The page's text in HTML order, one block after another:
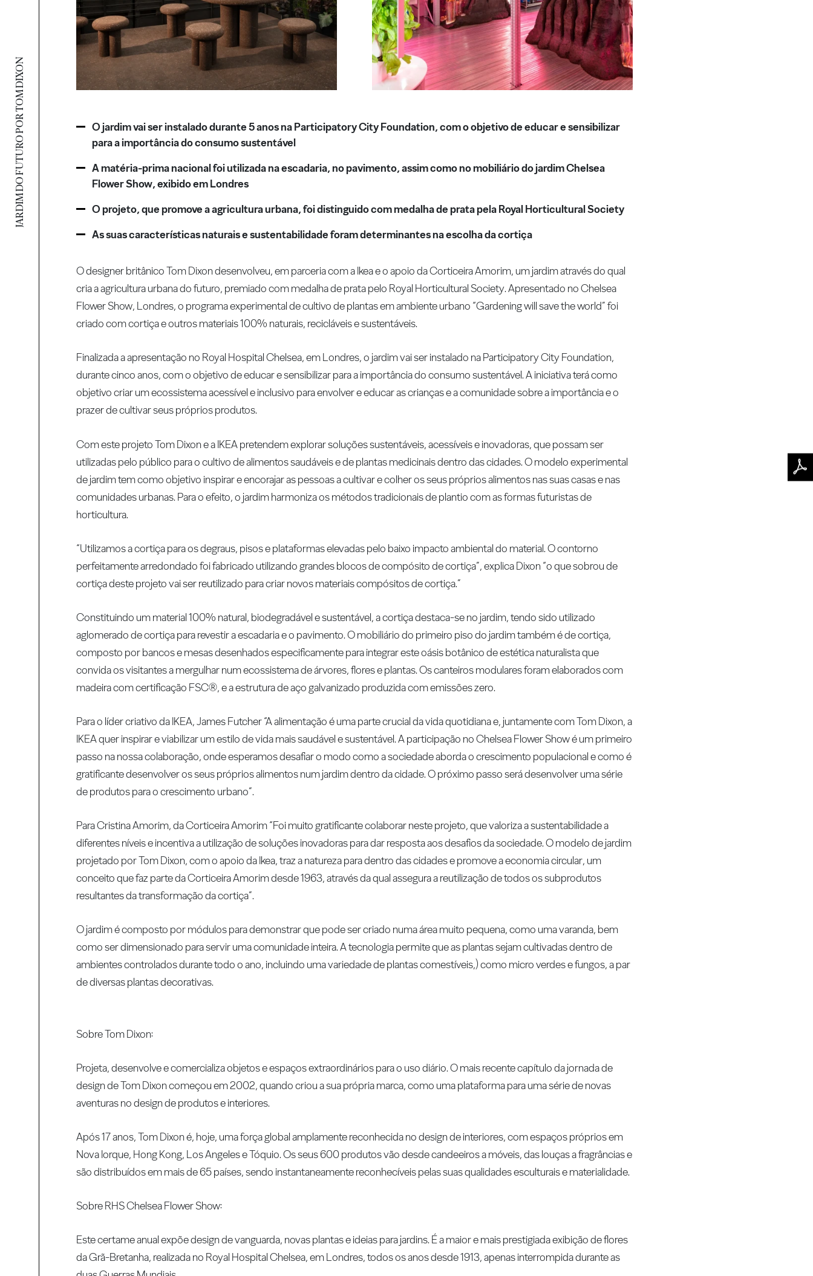
JARDIM DO FUTURO POR TOM DIXON
O jardim vai ser instalado durante 5 anos na Participatory City Foundation, com o objetivo de educar e sensibilizar
para a importância do consumo sustentável
A matéria-prima nacional foi utilizada na escadaria, no pavimento, assim como no mobiliário do jardim Chelsea
Flower Show, exibido em Londres
O projeto, que promove a agricultura urbana, foi distinguido com medalha de prata pela Royal Horticultural Society
As suas características naturais e sustentabilidade foram determinantes na escolha da cortiça
O designer britânico Tom Dixon desenvolveu, em parceria com a Ikea e o apoio da Corticeira Amorim, um jardim através do qual
cria a agricultura urbana do futuro, premiado com medalha de prata pelo Royal Horticultural Society. Apresentado no Chelsea
Flower Show, Londres, o programa experimental de cultivo de plantas em ambiente urbano “Gardening will save the world” foi
criado com cortiça e outros materiais 100% naturais, recicláveis e sustentáveis.
Finalizada a apresentação no Royal Hospital Chelsea, em Londres, o jardim vai ser instalado na Participatory City Foundation,
durante cinco anos, com o objetivo de educar e sensibilizar para a importância do consumo sustentável. A iniciativa terá como
objetivo criar um ecossistema acessível e inclusivo para envolver e educar as crianças e a comunidade sobre a importância e o
prazer de cultivar seus próprios produtos.
Com este projeto Tom Dixon e a IKEA pretendem explorar soluções sustentáveis, acessíveis e inovadoras, que possam ser
utilizadas pelo público para o cultivo de alimentos saudáveis e de plantas medicinais dentro das cidades. O modelo experimental
de jardim tem como objetivo inspirar e encorajar as pessoas a cultivar e colher os seus próprios alimentos nas suas casas e nas
comunidades urbanas. Para o efeito, o jardim harmoniza os métodos tradicionais de plantio com as formas futuristas de
horticultura.
“Utilizamos a cortiça para os degraus, pisos e plataformas elevadas pelo baixo impacto ambiental do material. O contorno
perfeitamente arredondado foi fabricado utilizando grandes blocos de compósito de cortiça”, explica Dixon “o que sobrou de
cortiça deste projeto vai ser reutilizado para criar novos materiais compósitos de cortiça.”
Constituindo um material 100% natural, biodegradável e sustentável, a cortiça destaca-se no jardim, tendo sido utilizado
aglomerado de cortiça para revestir a escadaria e o pavimento. O mobiliário do primeiro piso do jardim também é de cortiça,
composto por bancos e mesas desenhados especificamente para integrar este oásis botânico de estética naturalista que
convida os visitantes a mergulhar num ecossistema de árvores, flores e plantas. Os canteiros modulares foram elaborados com
madeira com certificação FSC®, e a estrutura de aço galvanizado produzida com emissões zero.
Para o líder criativo da IKEA, James Futcher “A alimentação é uma parte crucial da vida quotidiana e, juntamente com Tom Dixon, a
IKEA quer inspirar e viabilizar um estilo de vida mais saudável e sustentável. A participação no Chelsea Flower Show é um primeiro
passo na nossa colaboração, onde esperamos desafiar o modo como a sociedade aborda o crescimento populacional e como é
gratificante desenvolver os seus próprios alimentos num jardim dentro da cidade. O próximo passo será desenvolver uma série
de produtos para o crescimento urbano”.
Para Cristina Amorim, da Corticeira Amorim “Foi muito gratificante colaborar neste projeto, que valoriza a sustentabilidade a
diferentes níveis e incentiva a utilização de soluções inovadoras para dar resposta aos desafios da sociedade. O modelo de jardim
projetado por Tom Dixon, com o apoio da Ikea, traz a natureza para dentro das cidades e promove a economia circular, um
conceito que faz parte da Corticeira Amorim desde 1963, através da qual assegura a reutilização de todos os subprodutos
resultantes da transformação da cortiça”.
O jardim é composto por módulos para demonstrar que pode ser criado numa área muito pequena, como uma varanda, bem
como ser dimensionado para servir uma comunidade inteira. A tecnologia permite que as plantas sejam cultivadas dentro de
ambientes controlados durante todo o ano, incluindo uma variedade de plantas comestíveis,) como micro verdes e fungos, a par
de diversas plantas decorativas.
Sobre Tom Dixon:
Projeta, desenvolve e comercializa objetos e espaços extraordinários para o uso diário. O mais recente capítulo da jornada de
design de Tom Dixon começou em 2002, quando criou a sua própria marca, como uma plataforma para uma série de novas
aventuras no design de produtos e interiores.
Após 17 anos, Tom Dixon é, hoje, uma força global amplamente reconhecida no design de interiores, com espaços próprios em
Nova Iorque, Hong Kong, Los Angeles e Tóquio. Os seus 600 produtos vão desde candeeiros a móveis, das louças a fragrâncias e
são distribuídos em mais de 65 países, sendo instantaneamente reconhecíveis pelas suas qualidades esculturais e materialidade.
Sobre RHS Chelsea Flower Show:
Este certame anual expõe design de vanguarda, novas plantas e ideias para jardins. É a maior e mais prestigiada exibição de flores
da Grã-Bretanha, realizada no Royal Hospital Chelsea, em Londres, todos os anos desde 1913, apenas interrompida durante as